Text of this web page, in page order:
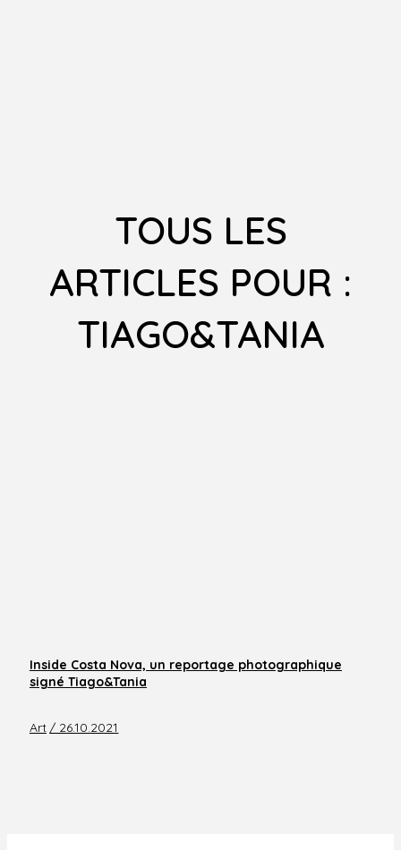
TOUS LES
ARTICLES POUR :
TIAGO&TANIA
Inside Costa Nova, un reportage photographique
signé Tiago&Tania
Art / 26.10.2021